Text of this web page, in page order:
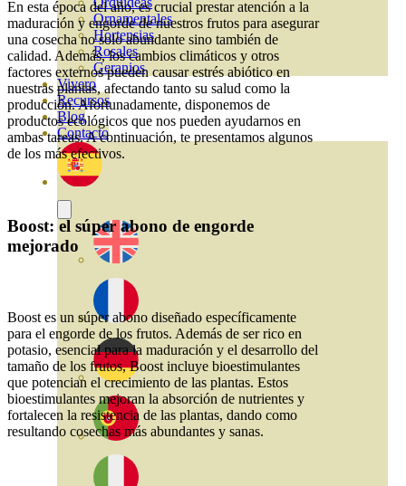
Ornamentales
Hortensias
Rosales
Geranios
Vivero
Recursos
Blog
Contacto
En esta época del año, es crucial prestar atención a la
maduración y engorde de nuestros frutos para asegurar
una cosecha no solo abundante sino también de
calidad. Además, los cambios climáticos y otros
factores externos pueden causar estrés abiótico en
nuestras plantas, afectando tanto su salud como la
producción. Afortunadamente, disponemos de
productos ecológicos que nos pueden ayudarnos en
ambas tareas. A continuación, te presentamos algunos
de los más efectivos.
Boost: el súper abono de engorde
mejorado
Boost es un súper abono diseñado específicamente
para el engorde de los frutos. Además de ser rico en
potasio, esencial para la maduración y el desarrollo del
tamaño de los frutos, Boost incluye bioestimulantes
que potencian el crecimiento de las plantas. Estos
bioestimulantes mejoran la absorción de nutrientes y
fortalecen la resistencia de las plantas, dando como
resultando cosechas más abundantes y sanas.